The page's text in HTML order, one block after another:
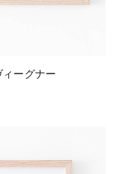
ーグナー